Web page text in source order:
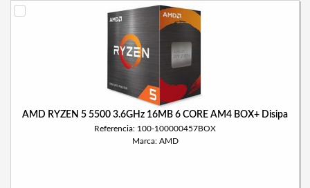
AMD RYZEN 5 5500 3.6GHz 16MB 6 CORE AM4 BOX+ Disipa
Referencia: 100-100000457BOX
Marca: AMD